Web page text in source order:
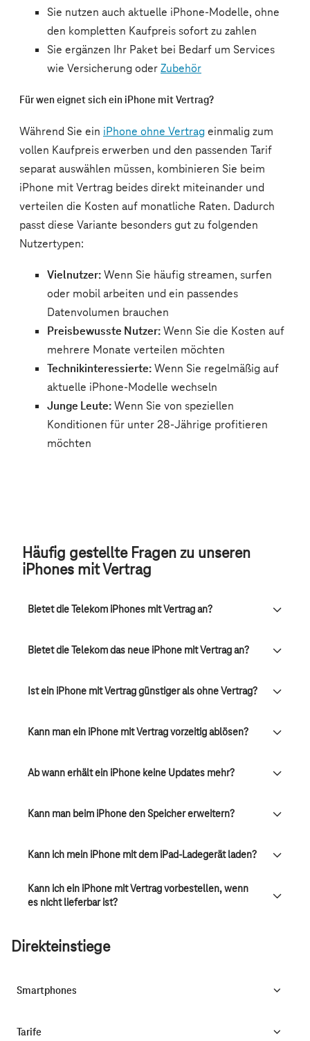
Häufig gestellte Fragen zu unseren
iPhones mit Vertrag
Bietet die Telekom iPhones mit Vertrag an?
Bietet die Telekom das neue iPhone mit Vertrag an?
Ist ein iPhone mit Vertrag günstiger als ohne Vertrag?
Kann man ein iPhone mit Vertrag vorzeitig ablösen?
Ab wann erhält ein iPhone keine Updates mehr?
Kann man beim iPhone den Speicher erweitern?
Kann ich mein iPhone mit dem iPad-Ladegerät laden?
Kann ich ein iPhone mit Vertrag vorbestellen, wenn
es nicht lieferbar ist?
Direkteinstiege
Smartphones
Tarife